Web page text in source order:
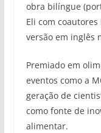
obra bilíngue
Eli com
versão em inglês
Premiado em
eventos como a
geração de
como fonte de
alimentar.